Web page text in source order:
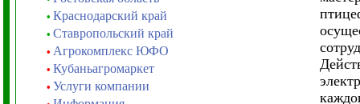
• Краснодарский край
• Ставропольский край
• Агрокомплекс ЮФО
• Кубаньагромаркет
• Услуги компании